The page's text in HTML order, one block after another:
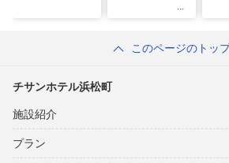
このページのトッ
チサンホテル浜松町
施設紹介
プラン